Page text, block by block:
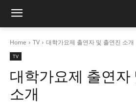
Home TV 대학가요제 출연자 및 출연진 소개
TV
대학가요제 출연자
소개